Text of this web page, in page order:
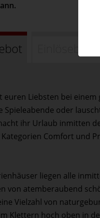
euren Liebsten bei
Spieleabende oder
ihr Urlaub inmitten
Comfort und
liegen alle
von atemberaubend
Vielzahl von
Klettern hoch oben in